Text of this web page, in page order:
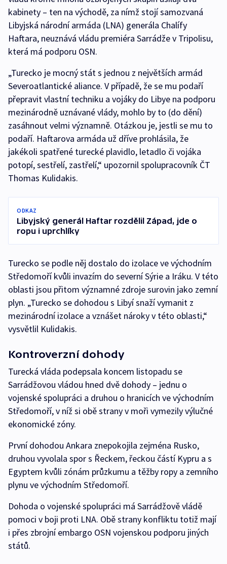
kabinety – ten na východě, za nímž stojí samozvaná
Libyjská národní armáda (LNA) generála Chalífy
Haftara, neuznává vládu premiéra Sarrádže v Tripolisu,
která má podporu OSN.
„Turecko je mocný stát s jednou z největších armád
Severoatlantické aliance. V případě, že se mu podaří
přepravit vlastní techniku a vojáky do Libye na podporu
mezinárodně uznávané vlády, mohlo by to (do dění)
zasáhnout velmi významně. Otázkou je, jestli se mu to
podaří. Haftarova armáda už dříve prohlásila, že
jakékoli spatřené turecké plavidlo, letadlo či vojáka
potopí, sestřelí, zastřelí,“ upozornil spolupracovník ČT
Thomas Kulidakis.
ODKAZ
Libyjský generál Haftar rozdělil Západ, jde o
ropu i uprchlíky
Turecko se podle něj dostalo do izolace ve východním
Středomoří kvůli invazím do severní Sýrie a Iráku. V této
oblasti jsou přitom významné zdroje surovin jako zemní
plyn. „Turecko se dohodou s Libyí snaží vymanit z
mezinárodní izolace a vznášet nároky v této oblasti,“
vysvětlil Kulidakis.
Kontroverzní dohody
Turecká vláda podepsala koncem listopadu se
Sarrádžovou vládou hned dvě dohody – jednu o
vojenské spolupráci a druhou o hranicích ve východním
Středomoří, v níž si obě strany v moři vymezily výlučné
ekonomické zóny.
První dohodou Ankara znepokojila zejména Rusko,
druhou vyvolala spor s Řeckem, řeckou částí Kypru a s
Egyptem kvůli zónám průzkumu a těžby ropy a zemního
plynu ve východním Středomoří.
Dohoda o vojenské spolupráci má Sarrádžově vládě
pomoci v boji proti LNA. Obě strany konfliktu totiž mají
i přes zbrojní embargo OSN vojenskou podporu jiných
států.